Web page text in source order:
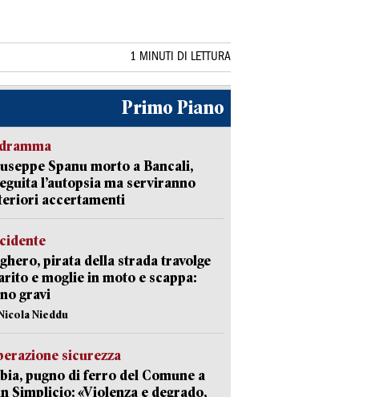
1 MINUTI DI LETTURA
Primo Piano
Spanu morto a Bancali,
l’autopsia ma serviranno
accertamenti
pirata della strada travolge
e moglie in moto e scappa:
gravi
Nieddu
sicurezza
pugno di ferro del Comune a
Simplicio: «Violenza e degrado,